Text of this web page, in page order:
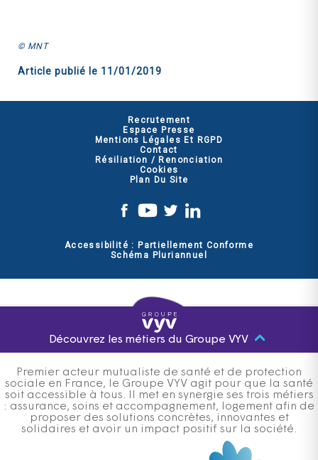
© MNT
Article publié le 11/01/2019
Recrutement
Espace Presse
Mentions Légales Et RGPD
Contact
Résiliation / Renonciation
Cookies
Plan Du Site
Accessibilité : Partiellement Conforme
Schéma Pluriannuel
Découvrez les métiers du Groupe VYV
Premier acteur mutualiste de santé et de protection
sociale en France, le Groupe VYV agit pour que la santé
soit accessible à tous. Il met en synergie ses trois métiers
: assurance, soins et accompagnement, logement afin de
proposer des solutions concrètes, innovantes et
solidaires et avoir un impact positif sur la société.